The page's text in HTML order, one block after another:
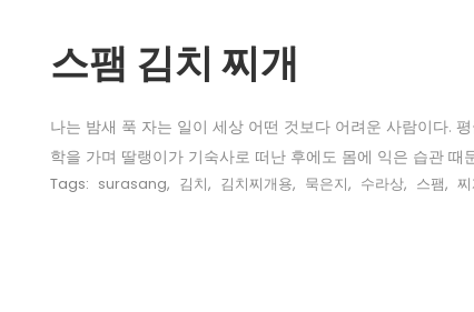
스팸 김치 찌개
나는 밤새 푹 자는 일이 세상 어떤 것보다 어려운 사람이다.
학을 가며 딸랭이가 기숙사로 떠난 후에도 몸에 익은 습관
Tags: surasang, 김치, 김치찌개용, 묵은지, 수라상, 스팸,